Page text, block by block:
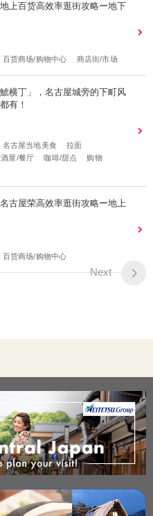
上百货高效率逛街攻略ー地下
百货商场/购物中心 商店街/市场
横丁」，名古屋城旁的下町风
有！
名古屋当地美食
拉面
酒屋/餐厅 咖啡/甜点
购物
古屋荣高效率逛街攻略ー地上
百货商场/购物中心
Next